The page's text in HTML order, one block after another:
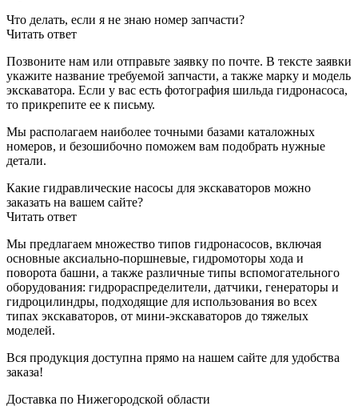
Что делать, если я не знаю номер запчасти?
Читать ответ
Позвоните нам или отправьте заявку по почте. В тексте заявки
укажите название требуемой запчасти, а также марку и модель
экскаватора. Если у вас есть фотография шильда гидронасоса,
то прикрепите ее к письму.
Мы располагаем наиболее точными базами каталожных
номеров, и безошибочно поможем вам подобрать нужные
детали.
Какие гидравлические насосы для экскаваторов можно
заказать на вашем сайте?
Читать ответ
Мы предлагаем множество типов гидронасосов, включая
основные аксиально-поршневые, гидромоторы хода и
поворота башни, а также различные типы вспомогательного
оборудования: гидрораспределители, датчики, генераторы и
гидроцилиндры, подходящие для использования во всех
типах экскаваторов, от мини-экскаваторов до тяжелых
моделей.
Вся продукция доступна прямо на нашем сайте для удобства
заказа!
Доставка по Нижегородской области